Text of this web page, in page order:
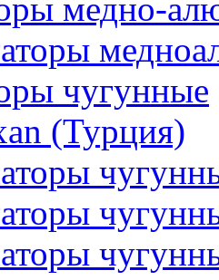
медно-
чугунные
(Турция)